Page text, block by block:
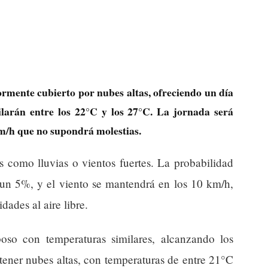
cubierto por nubes altas, ofreciendo un día
entre los 22°C y los 27°C. La jornada será
h que no supondrá molestias.
como lluvias o vientos fuertes. La probabilidad
5%, y el viento se mantendrá en los 10 km/h,
al aire libre.
con temperaturas similares, alcanzando los
nubes altas, con temperaturas de entre 21°C